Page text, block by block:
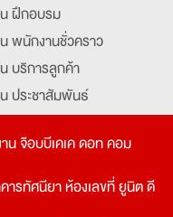
ฝึกอบรม
พนักงานชั่วคราว
บริการลูกค้า
ประชาสัมพันธ์
รับโทรศัพท์
ประสานงาน
จองตั๋ว
น จ๊อบบีเคเค ดอท คอม
ารทัศนียา ห้องเลขที่ ยูนิต ดี